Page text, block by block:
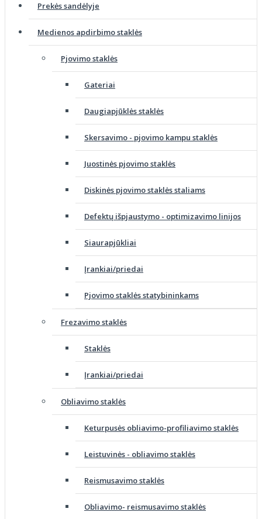
Prekės sandėlyje
Medienos apdirbimo staklės
Pjovimo staklės
Gateriai
Daugiapjūklės staklės
Skersavimo - pjovimo kampu staklės
Juostinės pjovimo staklės
Diskinės pjovimo staklės staliams
Defektų išpjaustymo - optimizavimo linijos
Siaurapjūkliai
Įrankiai/priedai
Pjovimo staklės statybininkams
Frezavimo staklės
Staklės
Įrankiai/priedai
Obliavimo staklės
Keturpusės obliavimo-profiliavimo staklės
Leistuvinės - obliavimo staklės
Reismusavimo staklės
Obliavimo- reismusavimo staklės